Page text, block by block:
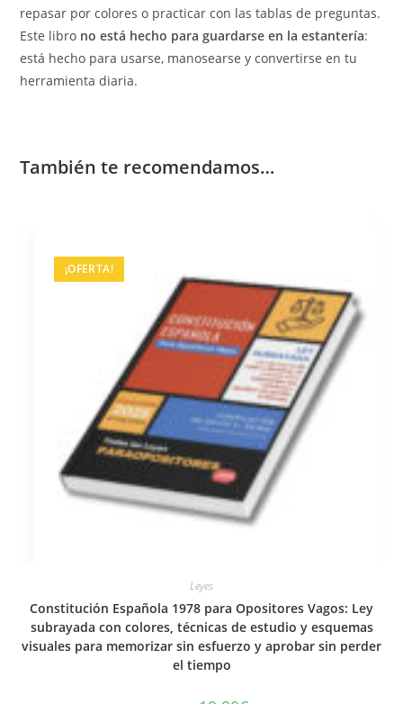
repasar por colores o practicar con las tablas de preguntas.
Este libro no está hecho para guardarse en la estantería:
está hecho para usarse, manosearse y convertirse en tu
herramienta diaria.
También te recomendamos…
¡OFERTA!
Leyes
Constitución Española 1978 para Opositores Vagos: Ley
subrayada con colores, técnicas de estudio y esquemas
visuales para memorizar sin esfuerzo y aprobar sin perder
el tiempo